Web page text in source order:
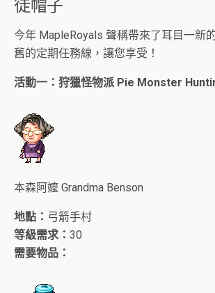
徒帽子
今年 MapleRoyals 聲稱帶來了耳目一新
舊的定期任務線，讓您享受！
活動一：狩獵怪物派 Pie Monster
本森阿嬤 Grandma Benson
地點： 弓箭手村
等級需求： 30
需要物品：